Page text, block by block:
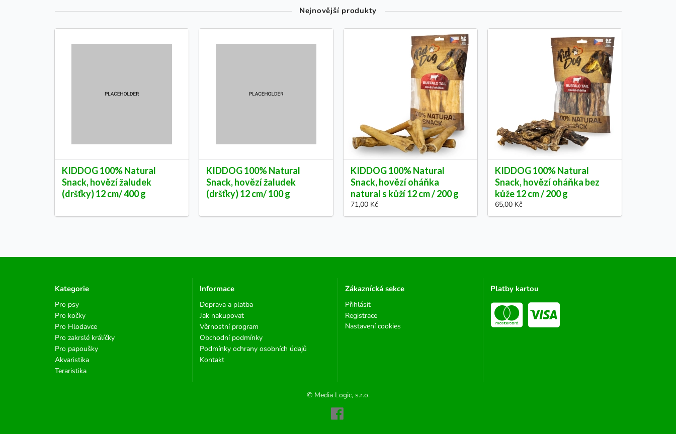
Nejnovější produkty
KIDDOG 100% Natural
Snack, hovězí žaludek
(dršťky) 12 cm/ 400 g
KIDDOG 100% Natural
Snack, hovězí žaludek
(dršťky) 12 cm/ 100 g
KIDDOG 100% Natural
Snack, hovězí oháňka
natural s kůží 12 cm / 200 g
71,00 Kč
KIDDOG 100% Natural
Snack, hovězí oháňka bez
kůže 12 cm / 200 g
65,00 Kč
Kategorie
Pro psy
Pro kočky
Pro Hlodavce
Pro zakrslé králíčky
Pro papoušky
Akvaristika
Teraristika
Informace
Doprava a platba
Jak nakupovat
Věrnostní program
Obchodní podmínky
Podmínky ochrany osobních údajů
Kontakt
Zákaznícká sekce
Přihlásit
Registrace
Nastavení cookies
Platby kartou
© Media Logic, s.r.o.